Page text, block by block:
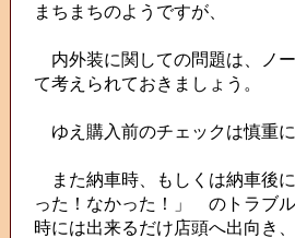
まちまちのようですが、
内外装に関しての問題は、ノ
て考えられておきましょう。
ゆえ購入前のチェックは慎重に
また納車時、もしくは納車後
った！なかった！」 のトラブ
時には出来るだけ店頭へ出向き